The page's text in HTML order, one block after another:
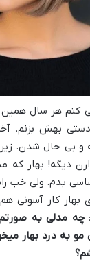
کنم هر سال
بهش بزنم.
و بی حال شدن.
دیگه! بهار که
بدم. ولی خب
بهار کار آسونی
:چه مدلی به
مو به درد بهار